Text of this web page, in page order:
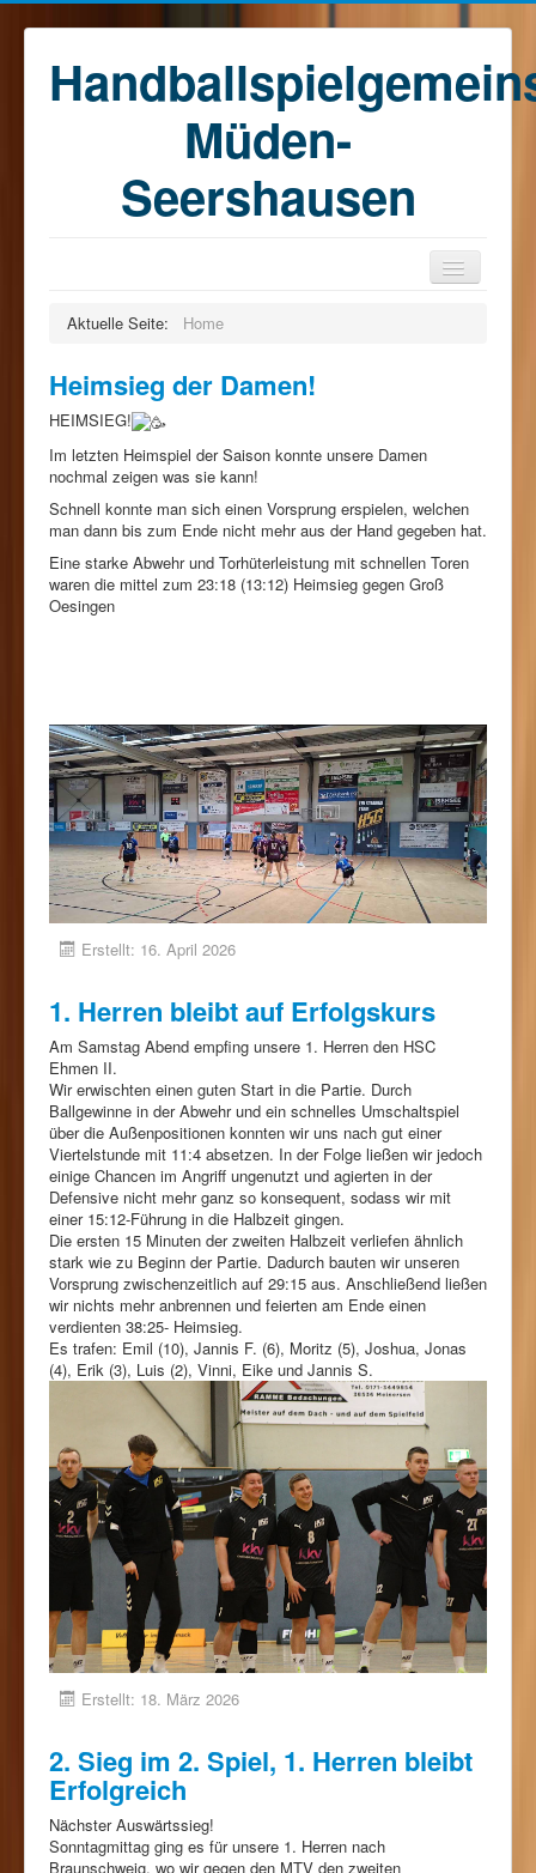
Müden-
Seershausen
Training
Kontakt
Förderkreis
Sponsoren
Aktuelle Seite: Home
Heimsieg der Damen!
HEIMSIEG!
Im letzten Heimspiel der Saison konnte unsere Damen
nochmal zeigen was sie kann!
Schnell konnte man sich einen Vorsprung erspielen, welchen
man dann bis zum Ende nicht mehr aus der Hand gegeben hat.
Eine starke Abwehr und Torhüterleistung mit schnellen Toren
waren die mittel zum 23:18 (13:12) Heimsieg gegen Groß
Oesingen
Erstellt: 16. April 2026
1. Herren bleibt auf Erfolgskurs
Am Samstag Abend empfing unsere 1. Herren den HSC
Ehmen II.
Wir erwischten einen guten Start in die Partie. Durch
Ballgewinne in der Abwehr und ein schnelles Umschaltspiel
über die Außenpositionen konnten wir uns nach gut einer
Viertelstunde mit 11:4 absetzen. In der Folge ließen wir jedoch
einige Chancen im Angriff ungenutzt und agierten in der
Defensive nicht mehr ganz so konsequent, sodass wir mit
einer 15:12-Führung in die Halbzeit gingen.
Die ersten 15 Minuten der zweiten Halbzeit verliefen ähnlich
stark wie zu Beginn der Partie. Dadurch bauten wir unseren
Vorsprung zwischenzeitlich auf 29:15 aus. Anschließend ließen
wir nichts mehr anbrennen und feierten am Ende einen
verdienten 38:25- Heimsieg.
Es trafen: Emil (10), Jannis F. (6), Moritz (5), Joshua, Jonas
(4), Erik (3), Luis (2), Vinni, Eike und Jannis S.
Erstellt: 18. März 2026
2. Sieg im 2. Spiel, 1. Herren bleibt
Erfolgreich
Nächster Auswärtssieg!
Sonntagmittag ging es für unsere 1. Herren nach
Braunschweig, wo wir gegen den MTV den zweiten